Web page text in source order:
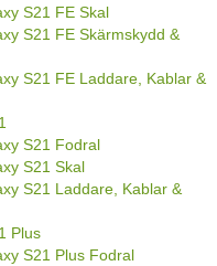
S21 FE Skal
S21 FE Skärmskydd &
S21 FE Laddare, Kablar &
S21 Fodral
S21 Skal
S21 Laddare, Kablar &
Plus
S21 Plus Fodral